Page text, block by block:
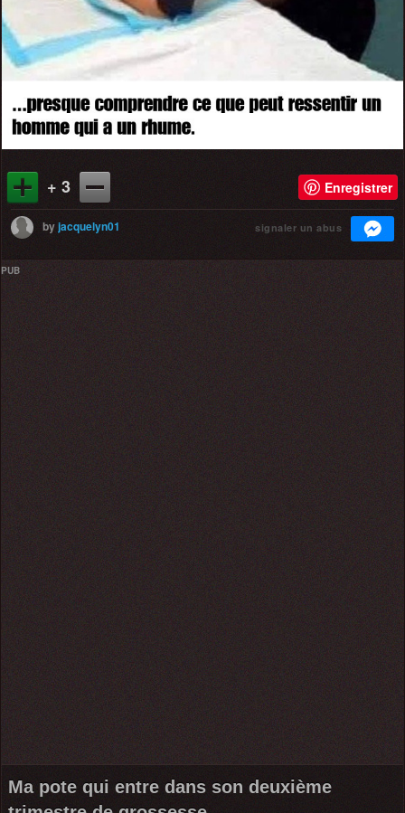
+ 3 Enregistrer
byjacquelyn01 signaler un abus
PUB
Ma pote qui entre dans son deuxième